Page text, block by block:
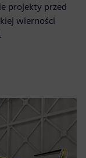
projekty przed
wierności